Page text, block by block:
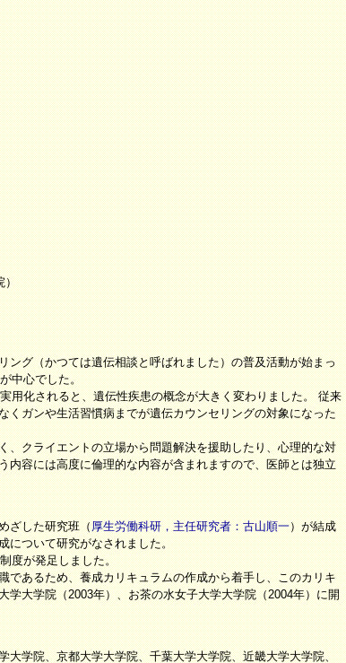
）
ング（かつては遺伝相談と呼ばれました）の普及活動が始まっ
中心でした。
用化されると、遺伝性疾患の概念が大きく変わりました。 従来
くガンや生活習慣病までが遺伝カウンセリングの対象になった
、クライエントの立場から問題解決を援助したり、心理的な対
内容には高度に倫理的な内容が含まれますので、医師とは独立
ざした研究班（厚生労働科研，主任研究者：古山順一）が結成
について研究がなされました。
度が発足しました。
であるため、養成カリキュラムの作成から着手し、このカリキ
大学院（2003年）、お茶の水女子大学大学院（2004年）に開
大学院、京都大学大学院、千葉大学大学院、近畿大学大学院、